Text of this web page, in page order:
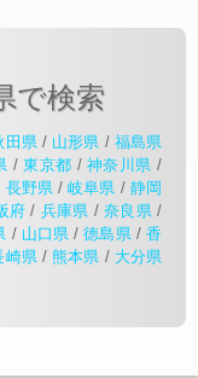
で検索
田県/ 山形県 / 福島県
/東京都 /神奈川県 /
長野県/岐阜県 / 静岡
府 / 兵庫県 / 奈良県/
/ 山口県 /徳島県/香
崎県/熊本県 / 大分県